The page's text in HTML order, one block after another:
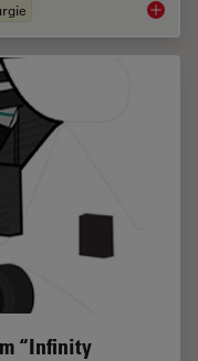
A
“Infinity